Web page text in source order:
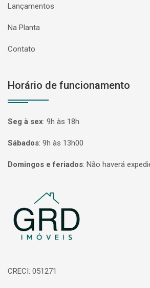
Lançamentos
Na Planta
Contato
Horário de funcionamento
Seg à sex: 9h às 18h
Sábados: 9h às 13h00
Domingos e feriados: Não haverá
Página inicial
CRECI: 051271